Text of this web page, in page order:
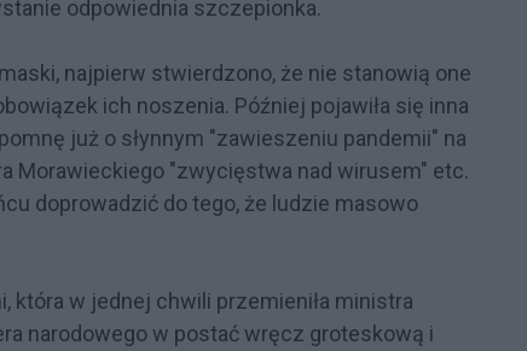
odpowiednia szczepionka.
najpierw stwierdzono, że nie stanowią one
ich noszenia. Później pojawiła się inna
już o słynnym "zawieszeniu pandemii" na
Morawieckiego "zwycięstwa nad wirusem" etc.
doprowadzić do tego, że ludzie masowo
która w jednej chwili przemieniła ministra
narodowego w postać wręcz groteskową i